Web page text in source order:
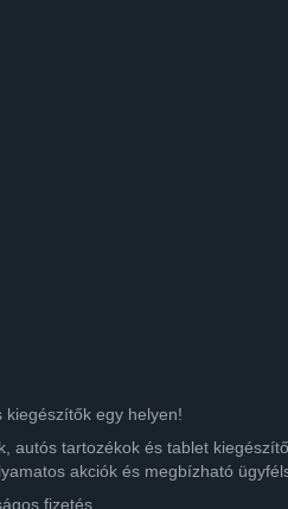
kiegészítők egy helyen!
autós tartozékok és tablet
akciók és megbízható
fizetés